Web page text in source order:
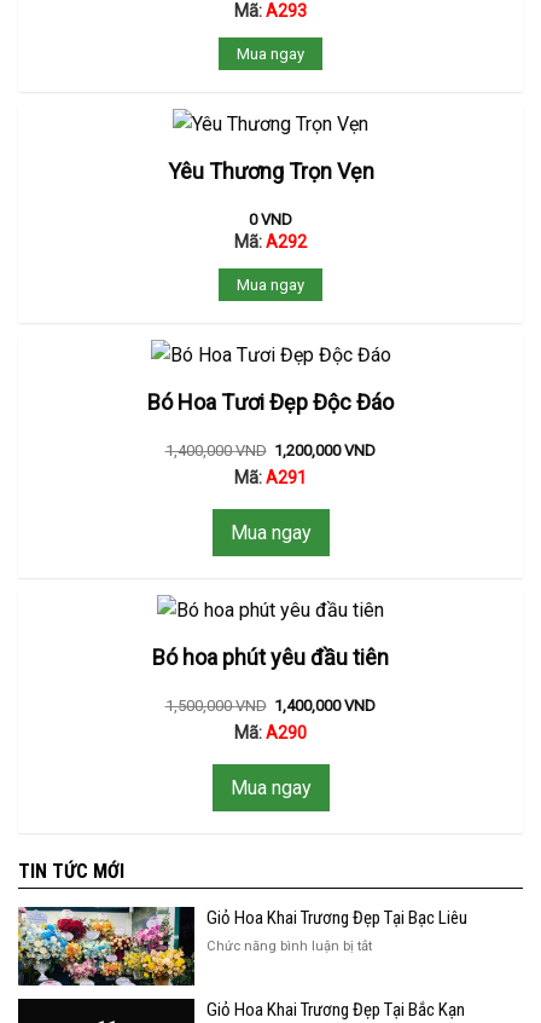
Mã:A293
Mua ngay
Yêu Thương Trọn Vẹn
0VND
Mã:A292
Mua ngay
Bó Hoa Tươi Đẹp Độc Đáo
1,400,000VND 1,200,000VND
Mã:A291
Mua ngay
Bó hoa phút yêu đầu tiên
1,500,000VND 1,400,000VND
Mã:A290
Mua ngay
TIN TỨC MỚI
Giỏ Hoa Khai Trương Đẹp Tại Bạc Liêu
Chức năng bình luận bị tắtở
Khai
Giỏ Hoa Khai Trương Đẹp Tại Bắc Kạn